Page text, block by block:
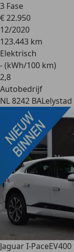
3 Fase
€ 22.950
12/2020
123.443 km
Elektrisch
- (kWh/100 km)
2,8
Autobedrijf
NL 8242 BALelystad
Jaguar I-PaceEV400